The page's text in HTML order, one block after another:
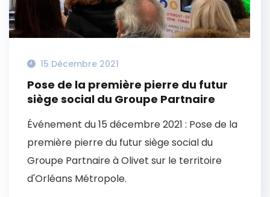
15 Décembre 2021
Pose de la première pierre du futur
siège social du Groupe Partnaire
Événement du 15 décembre 2021 : Pose de la
première pierre du futur siège social du
Groupe Partnaire à Olivet sur le territoire
d'Orléans Métropole.